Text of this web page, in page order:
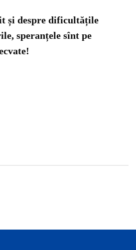
și despre dificultățile
speranțele sînt pe